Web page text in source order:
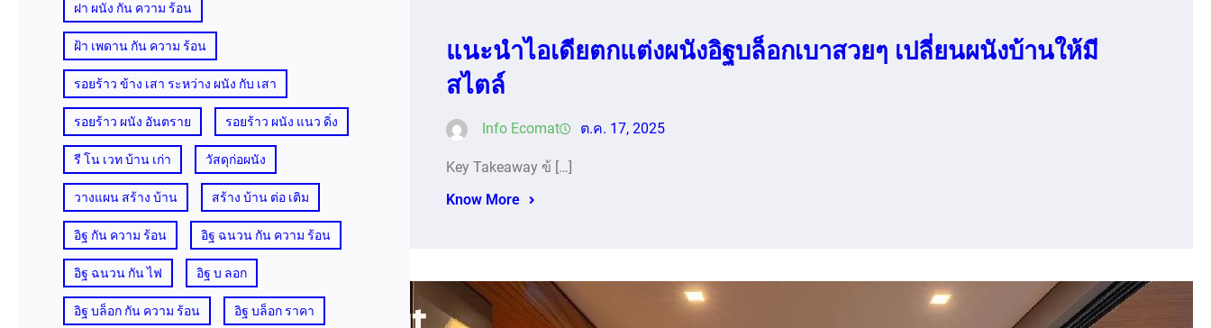
ฝา ผนัง กัน ความ ร้อน
ฝ้า เพดาน กัน ความ ร้อน
รอยร้าว ข้าง เสา ระหว่าง ผนัง กับ เสา
รอยร้าว ผนัง อันตราย รอยร้าว ผนัง แนว ดิ่ง
รี โน เวท บ้าน เก่า วัสดุก่อผนัง
วางแผน สร้าง บ้าน สร้าง บ้าน ต่อ เติม
อิฐ กัน ความ ร้อน อิฐ ฉนวน กัน ความ ร้อน
อิฐ ฉนวน กัน ไฟ อิฐ บ ลอก
อิฐ บล็อก กัน ความ ร้อน อิฐ บล็อก ราคา
แนะนำไอเดียตกแต่งผนังอิฐบล็อกเบาสวยๆ เปลี่ยนผนังบ้านให้มี
สไตล์
Info Ecomat ต.ค. 17, 2025
Key Takeaway ข้ […]
Know More